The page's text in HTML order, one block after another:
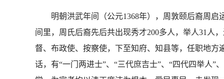
明朝洪武年间（公元1368年），周敦颐后裔周启
间里，周氏后裔先后共出现秀才200多人，举人31人
督、布政使、按察使，下至知府、知县等，任职地方
话，有“一门两进士”、“三代庶吉士”、“四代四举人